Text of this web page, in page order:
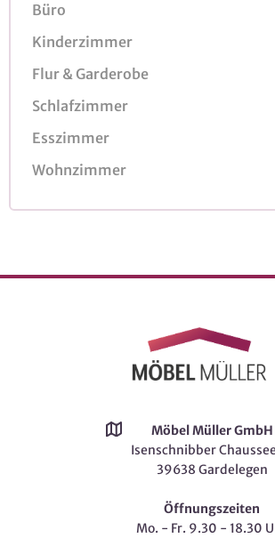
Büro
Kinderzimmer
Flur & Garderobe
Schlafzimmer
Esszimmer
Wohnzimmer
Möbel Müller GmbH
Isenschnibber
39638 Gardelegen
Öffnungszeiten
Mo. - Fr. 9.30 - 18.30